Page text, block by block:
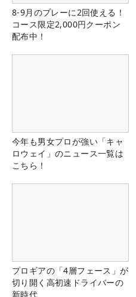
8-9月のプレーに2回使える！
コース限定2,000円クーポン
配布中！
今年も男女プロが強い「キャ
ロウェイ」のニュース一覧は
こちら！
プロギアの「4層フェース」が
切り開く高初速ドライバーの
新時代